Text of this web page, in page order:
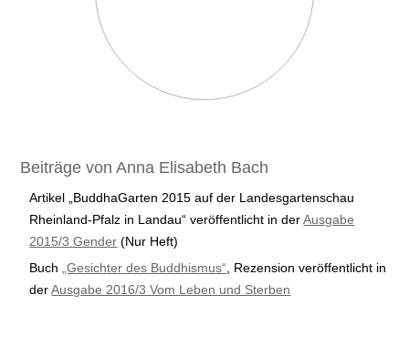
Beiträge von Anna Elisabeth Bach
Artikel „BuddhaGarten 2015 auf der Landesgartenschau
Rheinland-Pfalz in Landau“ veröffentlicht in derAusgabe
2015/3 Gender (Nur Heft)
Buch„Gesichter des Buddhismus“, Rezension veröffentlicht in
derAusgabe 2016/3 Vom Leben und Sterben